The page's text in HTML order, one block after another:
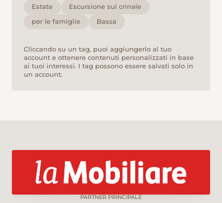
Estate
Escursione sul crinale
per le famiglie
Bassa
Cliccando su un tag, puoi aggiungerlo al tuo
account e ottenere contenuti personalizzati in base
ai tuoi interessi. I tag possono essere salvati solo in
un account.
PARTNER PRINCIPALE